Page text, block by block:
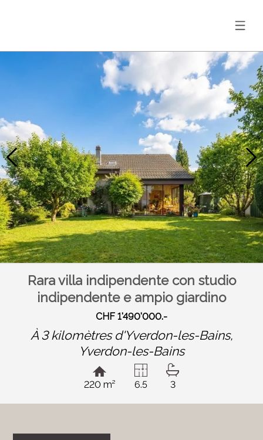
Rara villa indipendente con studio
indipendente e ampio giardino
CHF 1'490'000.-
À 3 kilomètres d'Yverdon-les-Bains,
Yverdon-les-Bains
220 m² 6.5 3